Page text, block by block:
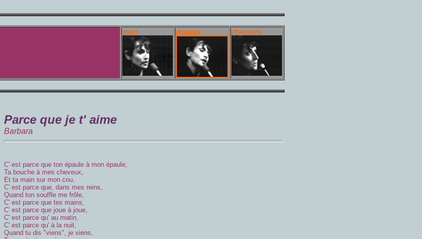
main disques chansons
Parce que je t' aime
Barbara
C' est parce que ton épaule à mon épaule,
Ta bouche à mes cheveux,
Et ta main sur mon cou,
C' est parce que, dans mes reins,
Quand ton souffle me frôle,
C' est parce que tes mains,
C' est parce que joue à joue,
C' est parce qu' au matin,
C' est parce qu' à la nuit,
Quand tu dis "viens", je viens,